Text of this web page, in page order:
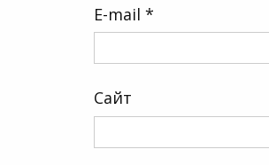
E-mail *
Сайт